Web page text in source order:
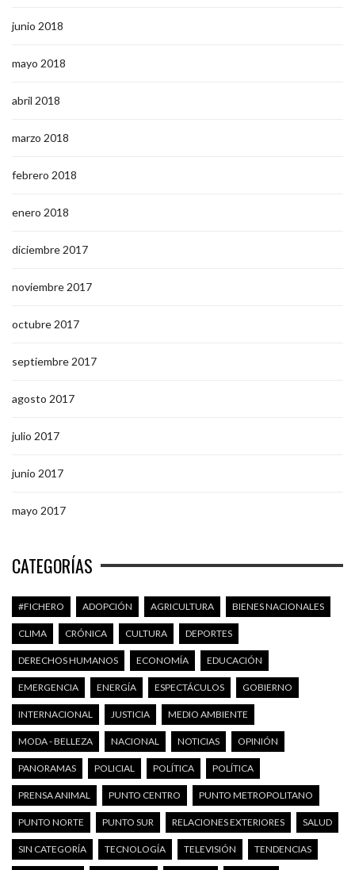
junio 2018
mayo 2018
abril 2018
marzo 2018
febrero 2018
enero 2018
diciembre 2017
noviembre 2017
octubre 2017
septiembre 2017
agosto 2017
julio 2017
junio 2017
mayo 2017
CATEGORÍAS
#FICHERO ADOPCIÓN AGRICULTURA BIENES NACIONALES
CLIMA CRÓNICA CULTURA DEPORTES
DERECHOS HUMANOS ECONOMÍA EDUCACIÓN
EMERGENCIA ENERGÍA ESPECTÁCULOS GOBIERNO
INTERNACIONAL JUSTICIA MEDIO AMBIENTE
MODA - BELLEZA NACIONAL NOTICIAS OPINIÓN
PANORAMAS POLICIAL POLÍTICA POLÍTICA
PRENSA ANIMAL PUNTO CENTRO PUNTO METROPOLITANO
PUNTO NORTE PUNTO SUR RELACIONES EXTERIORES SALUD
SIN CATEGORÍA TECNOLOGÍA TELEVISIÓN TENDENCIAS